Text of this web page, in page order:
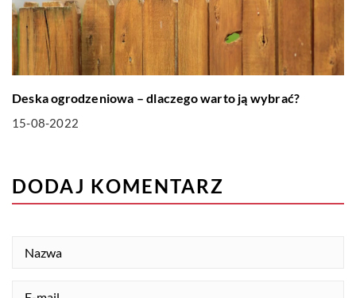
Deska ogrodzeniowa – dlaczego warto ją wybrać?
15-08-2022
DODAJ KOMENTARZ